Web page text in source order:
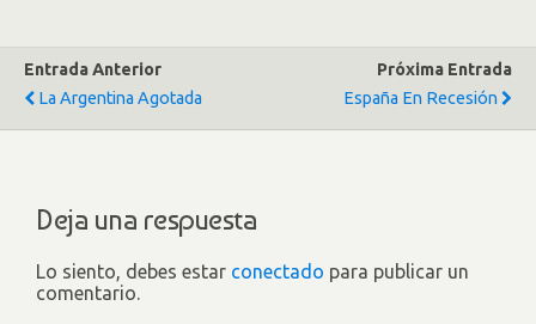
Entrada Anterior
La Argentina Agotada
Próxima Entrada
España En Recesión
Deja una respuesta
Lo siento, debes estar conectado para publicar un
comentario.